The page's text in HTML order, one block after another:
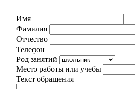
Имя
Фамилия
Отчество
Телефон
Род занятий
Место работы или учебы
Текст обращения